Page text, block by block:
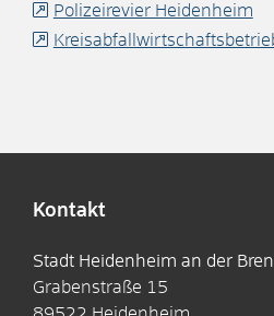
Polizeirevier Heidenheim
Kontakt
Stadt Heidenheim an der
Grabenstraße 15